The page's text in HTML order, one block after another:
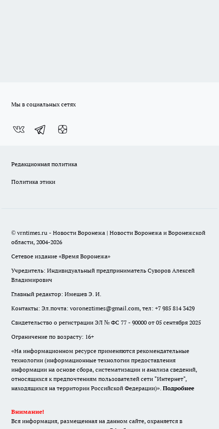
Мы в социальных сетях
Редакционная политика
Политика этики
© vrntimes.ru - Новости Воронежа | Новости Воронежа и Воронежской
области, 2004-2026
Сетевое издание «Время Воронежа»
Учредитель: Индивидуальный предприниматель Суворов Алексей
Владимирович
Главный редактор: Имешев Э. И.
Контакты: Эл.почта: voroneztimes@gmail.com, тел: +7 985 814 3429
Свидетельство о регистрации ЭЛ № ФС 77 - 90000 от 05 сентября 2025
Ограничение по возрасту: 16+
«На информационном ресурсе применяются рекомендательные
технологии (информационные технологии предоставления
информации на основе сбора, систематизации и анализа сведений,
относящихся к предпочтениям пользователей сети "Интернет",
находящихся на территории Российской Федерации)». Подробнее
Внимание!
Вся информация, размещенная на данном сайте, охраняется в